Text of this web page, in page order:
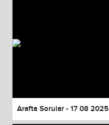
Arafta Sorular - 17 08 2025